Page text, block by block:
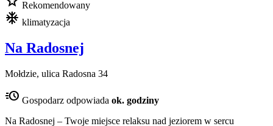
Rekomendowany
mode_cool klimatyzacja
Na Radosnej
Mołdzie, ulica Radosna 34
acute Gospodarz odpowiada ok. godziny
Na Radosnej – Twoje miejsce relaksu nad jeziorem w sercu